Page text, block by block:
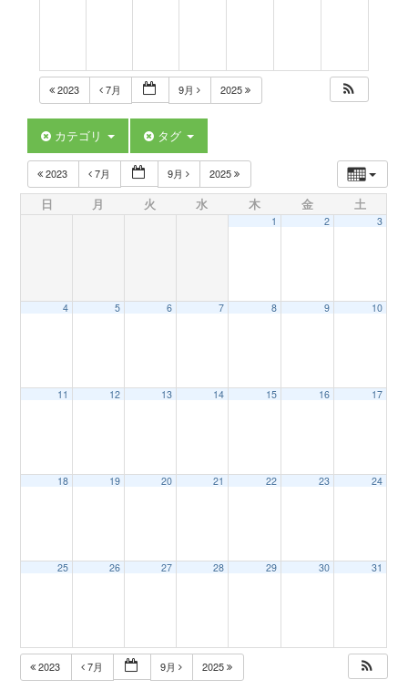
t
i
2023 7月 9月 2025
カテゴリ タグ
2023 7月 9月 2025
日 月 火 水 木 金 土
1 2 3
4 5 6 7 8 9 10
11 12 13 14 15 16 17
18 19 20 21 22 23 24
25 26 27 28 29 30 31
2023 7月 9月 2025